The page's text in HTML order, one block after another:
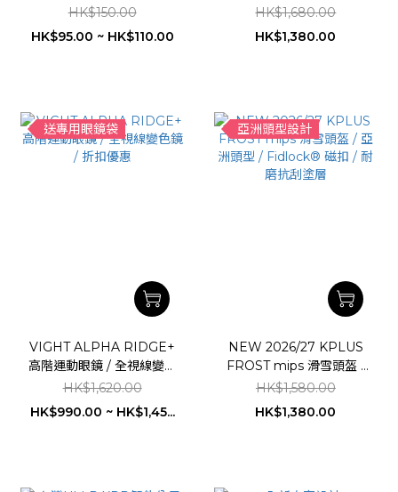
重86g
HK$150.00
HK$95.00 ~ HK$110.00
Fit 亞洲頭型闊版
HK$1,680.00
HK$1,380.00
送專用眼鏡袋
VIGHT ALPHA RIDGE+
高階運動眼鏡 / 全視線變色
鏡 / 折扣優惠
HK$1,620.00
HK$990.00 ~ HK$1,45...
亞洲頭型設計
NEW 2026/27 KPLUS
FROST mips 滑雪頭盔 /
亞洲頭型 / Fidlock® 磁扣
/ 耐磨抗刮塗層
HK$1,580.00
HK$1,380.00